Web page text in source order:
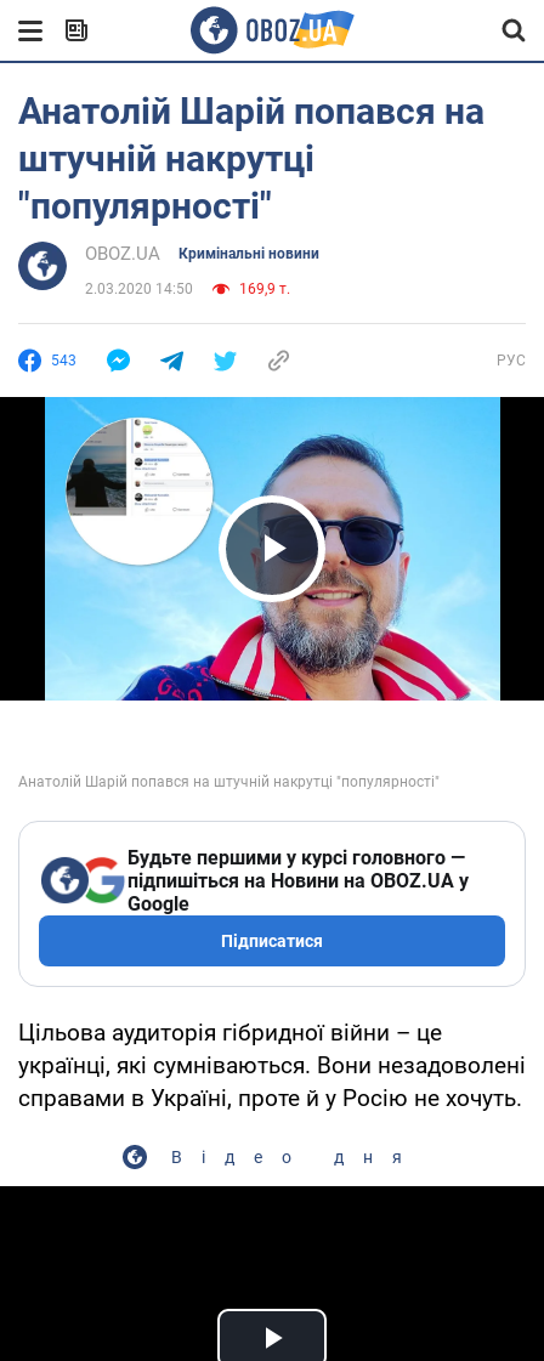
Анатолій Шарій попався на
штучній накрутці
"популярності"
OBOZ.UA Кримінальні новини
2.03.2020 14:50 169,9 т.
543 РУС
Play Video
Будьте першими у курсі головного —
підпишіться на Новини на OBOZ.UA у
Google
Підписатися
Цільова аудиторія гібридної війни – це
українці, які сумніваються. Вони незадоволені
справами в Україні, проте й у Росію не хочуть.
Відео дня